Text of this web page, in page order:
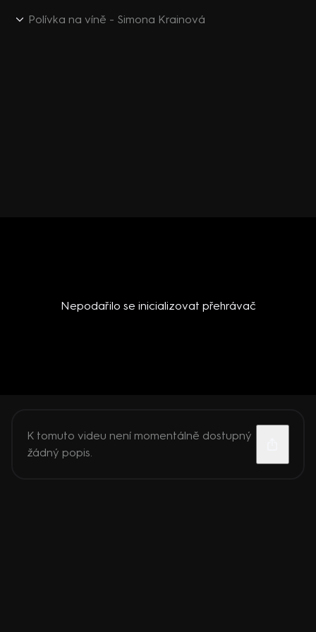
Polívka na víně - Simona Krainová
Nepodařilo se inicializovat přehrávač
K tomuto videu není momentálně dostupný
žádný popis.